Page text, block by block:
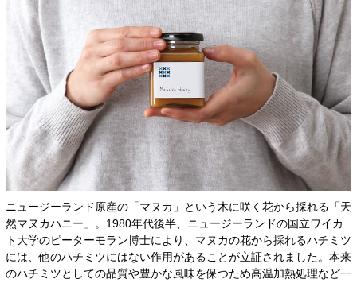
ニュージーランド原産の「マヌカ」という木に咲く花から採れる「天
然マヌカハニー」。1980年代後半、ニュージーランドの国立ワイカ
ト大学のピーターモラン博士により、マヌカの花から採れるハチミツ
には、他のハチミツにはない作用があることが立証されました。本来
のハチミツとしての品質や豊かな風味を保つため高温加熱処理など一